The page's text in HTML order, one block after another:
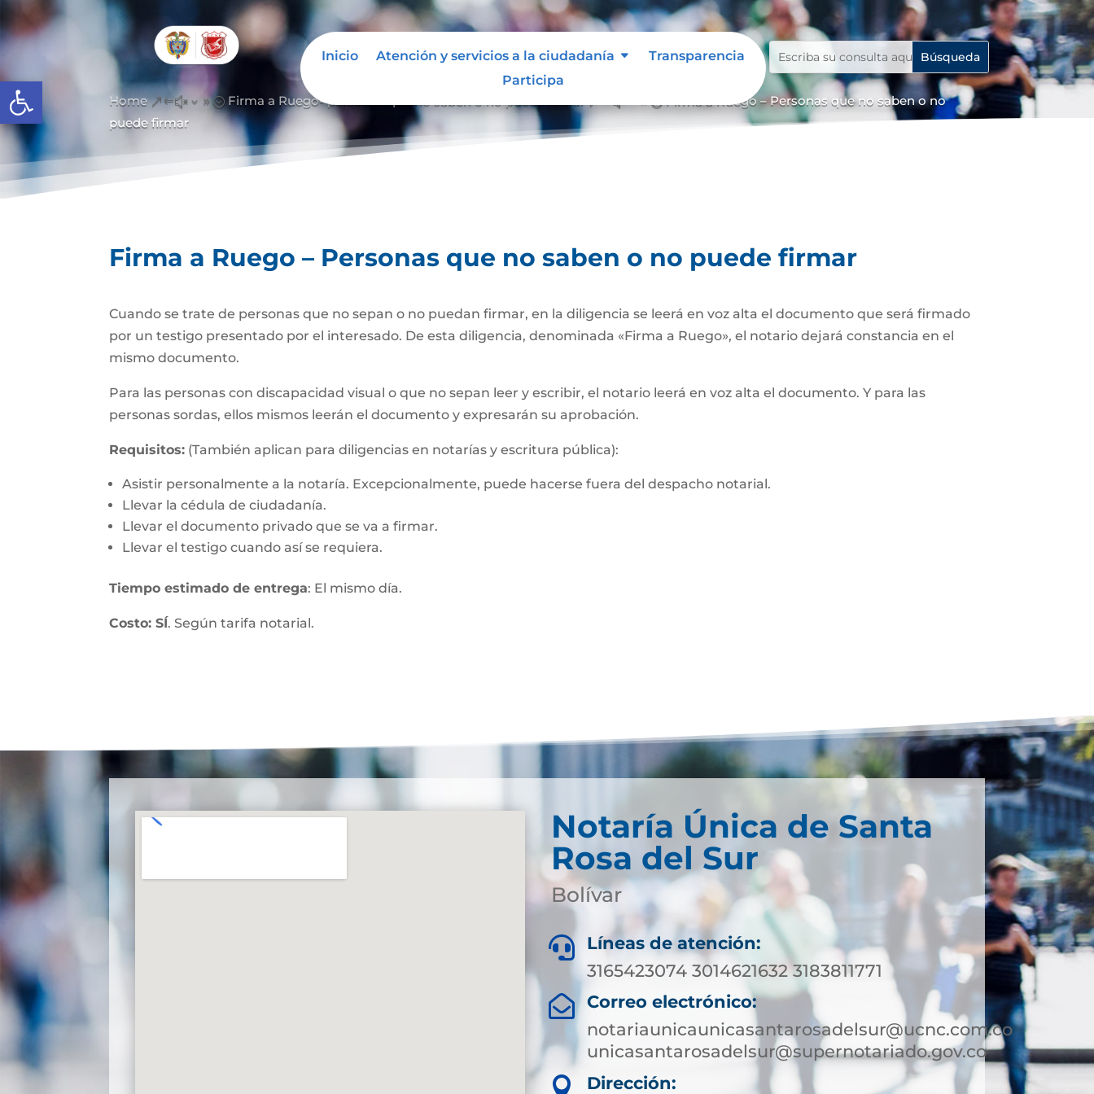
Abrir barra de herramientas
Inicio Atención y servicios a la ciudadanía
Transparencia
Participa
Home &#x39; Firma a Ruego- personas que no saben o no puede firmar
Firma a Ruego – Personas que no saben o no
puede firmar
Firma a Ruego – Personas que no saben o no puede firmar
Cuando se trate de personas que no sepan o no puedan firmar, en la diligencia se leerá en voz alta el documento que será firmado
por un testigo presentado por el interesado. De esta diligencia, denominada «Firma a Ruego», el notario dejará constancia en el
mismo documento.
Para las personas con discapacidad visual o que no sepan leer y escribir, el notario leerá en voz alta el documento. Y para las
personas sordas, ellos mismos leerán el documento y expresarán su aprobación.
Requisitos: (También aplican para diligencias en notarías y escritura pública):
Asistir personalmente a la notaría. Excepcionalmente, puede hacerse fuera del despacho notarial.
Llevar la cédula de ciudadanía.
Llevar el documento privado que se va a firmar.
Llevar el testigo cuando así se requiera.
Tiempo estimado de entrega: El mismo día.
Costo: SÍ. Según tarifa notarial.
Notaría Única de Santa
Rosa del Sur
Bolívar

Líneas de atención:
3165423074 3014621632 3183811771

Correo electrónico:
notariaunicaunicasantarosadelsur@ucnc.com.co
unicasantarosadelsur@supernotariado.gov.co
 Dirección: